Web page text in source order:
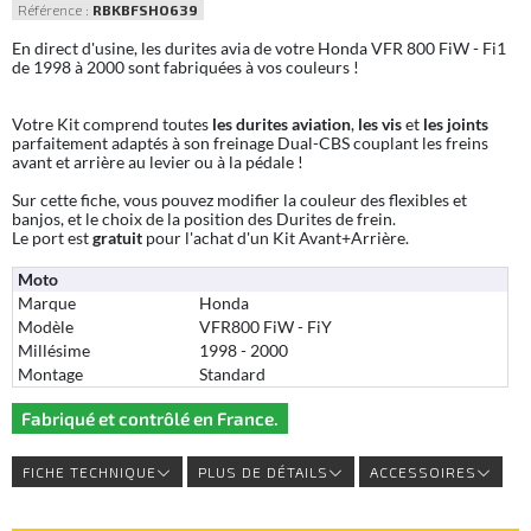
Référence : RBKBFSHO639
En direct d'usine, les durites avia de votre Honda VFR 800 FiW - Fi1
de 1998 à 2000 sont fabriquées à vos couleurs !
Votre Kit comprend toutes les durites aviation, les viset les joints
parfaitement adaptés à son freinage Dual-CBS couplant les freins
avant et arrière au levier ou à la pédale !
Sur cette fiche, vous pouvez modifier la couleur des flexibles et
banjos, et le choix de la position des Durites de frein.
Le port estgratuit pour l'achat d'un Kit Avant+Arrière.
Moto
Marque
Honda
Modèle
VFR800 FiW - FiY
Millésime
1998 - 2000
Montage
Standard
Fabriqué et contrôlé en France.
FICHE TECHNIQUE PLUS DE DÉTAILS ACCESSOIRES